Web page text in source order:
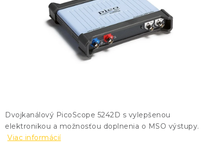
Obchodné podmienky
Dvojkanálový PicoScope 5242D s vylepšenou
elektronikou a možnosťou doplnenia o MSO výstupy.
Viac informácií